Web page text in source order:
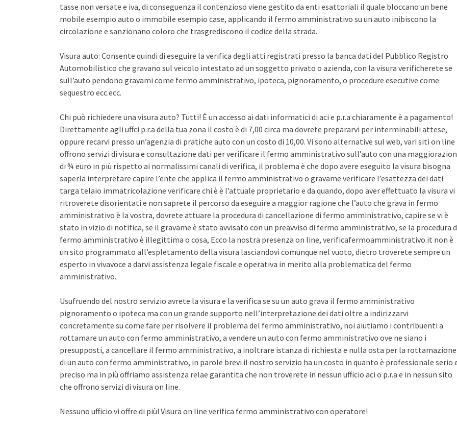
tasse non versate e iva, di conseguenza il contenzioso viene gestito da enti esattoriali il quale bloccano un bene
mobile esempio auto o immobile esempio case, applicando il fermo amministrativo su un auto inibiscono la
circolazione e sanzionano coloro che trasgrediscono il codice della strada.
Visura auto: Consente quindi di eseguire la verifica degli atti registrati presso la banca dati del Pubblico Registro
Automobilistico che gravano sul veicolo intestato ad un soggetto privato o azienda, con la visura verificherete se
sull’auto pendono gravami come fermo amministrativo, ipoteca, pignoramento, o procedure esecutive come
sequestro ecc.ecc.
Chi può richiedere una visura auto? Tutti! È un accesso ai dati informatici di aci e p.r.a chiaramente è a pagamento!
Direttamente agli uffci p.r.a della tua zona il costo è di 7,00 circa ma dovrete prepararvi per interminabili attese,
oppure recarvi presso un’agenzia di pratiche auto con un costo di 10,00. Vi sono alternative sul web, vari siti on line
offrono servizi di visura e consultazione dati per verificare il fermo amministrativo sull’auto con una
di ¾ euro in più rispetto ai normalissimi canali di verifica, il problema è che dopo avere eseguito la visura bisogna
saperla interpretare capire l’ente che applica il fermo amministrativo o gravame verificare l’esattezza dei dati
targa telaio immatricolazione verificare chi è è l’attuale proprietario e da quando, dopo aver effettuato la visura vi
ritroverete disorientati e non saprete il percorso da eseguire a maggior ragione che l’auto che grava in fermo
amministrativo è la vostra, dovrete attuare la procedura di cancellazione di fermo amministrativo, capire se vi è
stato in vizio di notifica, se il gravame è stato avvisato con un preavviso di fermo amministrativo, se la procedura
fermo amministrativo è illegittima o cosa, Ecco la nostra presenza on line, verificafermoamministrativo.it non è
un sito programmato all’espletamento della visura lasciandovi comunque nel vuoto, dietro troverete sempre un
esperto in vivavoce a darvi assistenza legale fiscale e operativa in merito alla problematica del fermo
amministrativo.
Usufruendo del nostro servizio avrete la visura e la verifica se su un auto grava il fermo amministrativo
pignoramento o ipoteca ma con un grande supporto nell’interpretazione dei dati oltre a indirizzarvi
concretamente su come fare per risolvere il problema del fermo amministrativo, noi aiutiamo i contribuenti a
rottamare un auto con fermo amministrativo, a vendere un auto con fermo amministrativo ove ne siano i
presupposti, a cancellare il fermo amministrativo, a inoltrare istanza di richiesta e nulla osta per la rottamazione
di un auto con fermo amministrativo, in parole brevi il nostro servizio ha un costo in quanto è professionale serio
preciso ma in più offriamo assistenza relae garantita che non troverete in nessun ufficio aci o p.r.a e in nessun sito
che offrono servizi di visura on line.
Nessuno ufficio vi offre di più! Visura on line verifica fermo amministrativo con operatore!